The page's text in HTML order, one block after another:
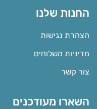
החנות שלנו
הצהרת נגישות
מדיניות משלוחים
צור קשר
השארו מעודכנים